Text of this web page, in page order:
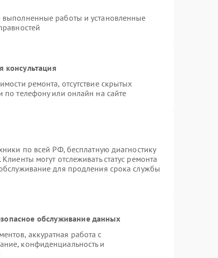
выполненные работы и установленные
консультация
ремонта, отсутствие скрытых
по телефону или онлайн на сайте
по всей РФ, бесплатную диагностику
могут отслеживать статус ремонта
для продления срока службы
обслуживание данных
аккуратная работа с
конфиденциальность и